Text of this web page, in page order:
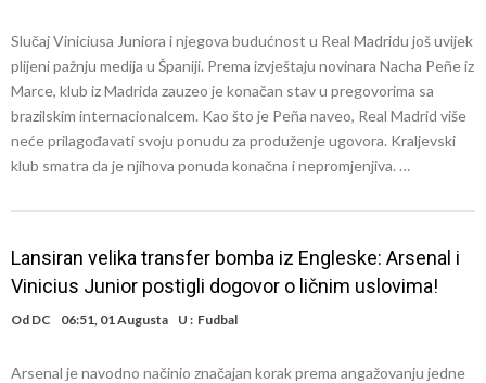
Slučaj Viniciusa Juniora i njegova budućnost u Real Madridu još uvijek
plijeni pažnju medija u Španiji. Prema izvještaju novinara Nacha Peñe iz
Marce, klub iz Madrida zauzeo je konačan stav u pregovorima sa
brazilskim internacionalcem. Kao što je Peña naveo, Real Madrid više
neće prilagođavati svoju ponudu za produženje ugovora. Kraljevski
klub smatra da je njihova ponuda konačna i nepromjenjiva. …
Lansiran velika transfer bomba iz Engleske: Arsenal i
Vinicius Junior postigli dogovor o ličnim uslovima!
Od DC 06:51, 01 Augusta U : Fudbal
Arsenal je navodno načinio značajan korak prema angažovanju jedne